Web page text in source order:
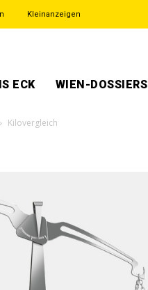
Kleinanzeigen
ECK WIEN-DOSSIERS
Kilovergleich